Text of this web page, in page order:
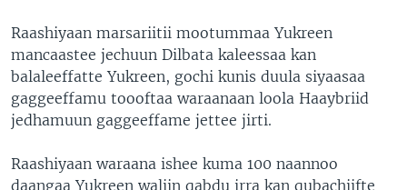
Raashiyaan marsariitii mootummaa Yukreen
mancaastee jechuun Dilbata kaleessaa kan
balaleeffatte Yukreen, gochi kunis duula siyaasaa
gaggeeffamu toooftaa waraanaan loola Haaybriid
jedhamuun gaggeeffame jettee jirti.
Raashiyaan waraana ishee kuma 100 naannoo
daangaa Yukreen waliin qabdu irra kan qubachiifte